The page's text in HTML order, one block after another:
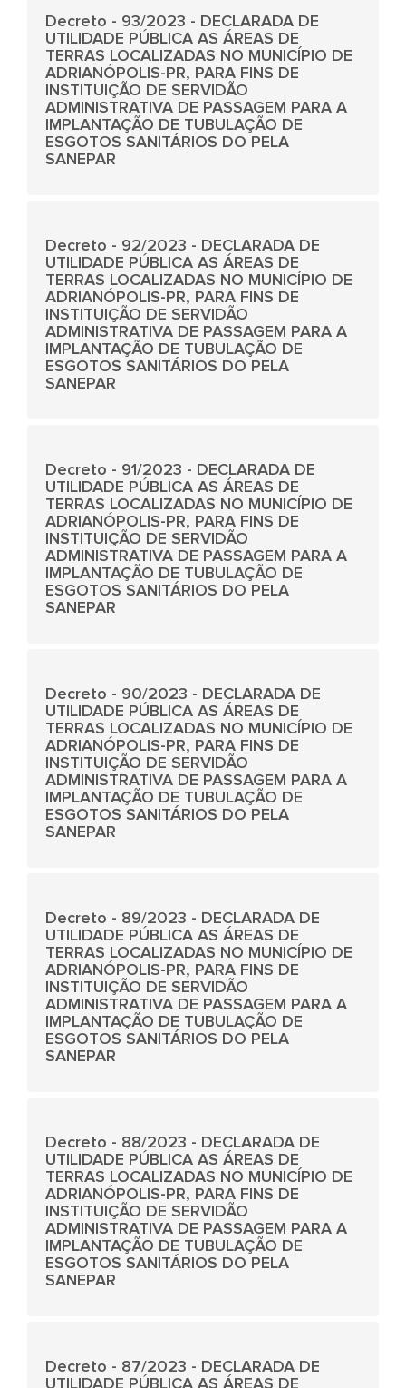
Decreto - 93/2023 - DECLARADA DE
UTILIDADE PÚBLICA AS ÁREAS DE
TERRAS LOCALIZADAS NO MUNICÍPIO DE
ADRIANÓPOLIS-PR, PARA FINS DE
INSTITUIÇÃO DE SERVIDÃO
ADMINISTRATIVA DE PASSAGEM PARA A
IMPLANTAÇÃO DE TUBULAÇÃO DE
ESGOTOS SANITÁRIOS DO PELA
SANEPAR
Decreto - 92/2023 - DECLARADA DE
UTILIDADE PÚBLICA AS ÁREAS DE
TERRAS LOCALIZADAS NO MUNICÍPIO DE
ADRIANÓPOLIS-PR, PARA FINS DE
INSTITUIÇÃO DE SERVIDÃO
ADMINISTRATIVA DE PASSAGEM PARA A
IMPLANTAÇÃO DE TUBULAÇÃO DE
ESGOTOS SANITÁRIOS DO PELA
SANEPAR
Decreto - 91/2023 - DECLARADA DE
UTILIDADE PÚBLICA AS ÁREAS DE
TERRAS LOCALIZADAS NO MUNICÍPIO DE
ADRIANÓPOLIS-PR, PARA FINS DE
INSTITUIÇÃO DE SERVIDÃO
ADMINISTRATIVA DE PASSAGEM PARA A
IMPLANTAÇÃO DE TUBULAÇÃO DE
ESGOTOS SANITÁRIOS DO PELA
SANEPAR
Decreto - 90/2023 - DECLARADA DE
UTILIDADE PÚBLICA AS ÁREAS DE
TERRAS LOCALIZADAS NO MUNICÍPIO DE
ADRIANÓPOLIS-PR, PARA FINS DE
INSTITUIÇÃO DE SERVIDÃO
ADMINISTRATIVA DE PASSAGEM PARA A
IMPLANTAÇÃO DE TUBULAÇÃO DE
ESGOTOS SANITÁRIOS DO PELA
SANEPAR
Decreto - 89/2023 - DECLARADA DE
UTILIDADE PÚBLICA AS ÁREAS DE
TERRAS LOCALIZADAS NO MUNICÍPIO DE
ADRIANÓPOLIS-PR, PARA FINS DE
INSTITUIÇÃO DE SERVIDÃO
ADMINISTRATIVA DE PASSAGEM PARA A
IMPLANTAÇÃO DE TUBULAÇÃO DE
ESGOTOS SANITÁRIOS DO PELA
SANEPAR
Decreto - 88/2023 - DECLARADA DE
UTILIDADE PÚBLICA AS ÁREAS DE
TERRAS LOCALIZADAS NO MUNICÍPIO DE
ADRIANÓPOLIS-PR, PARA FINS DE
INSTITUIÇÃO DE SERVIDÃO
ADMINISTRATIVA DE PASSAGEM PARA A
IMPLANTAÇÃO DE TUBULAÇÃO DE
ESGOTOS SANITÁRIOS DO PELA
SANEPAR
Decreto - 87/2023 - DECLARADA DE
UTILIDADE PÚBLICA AS ÁREAS DE